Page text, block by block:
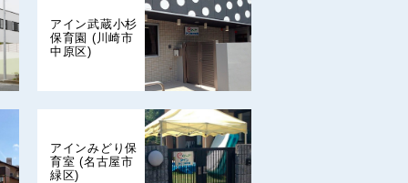
アイン武蔵小杉
保育園 (川崎市
中原区)
アインみどり保
育室 (名古屋市
緑区)